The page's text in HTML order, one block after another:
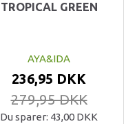
TROPICAL GREEN
AYA&IDA
236,95 DKK
279,95 DKK
Du sparer: 43,00 DKK